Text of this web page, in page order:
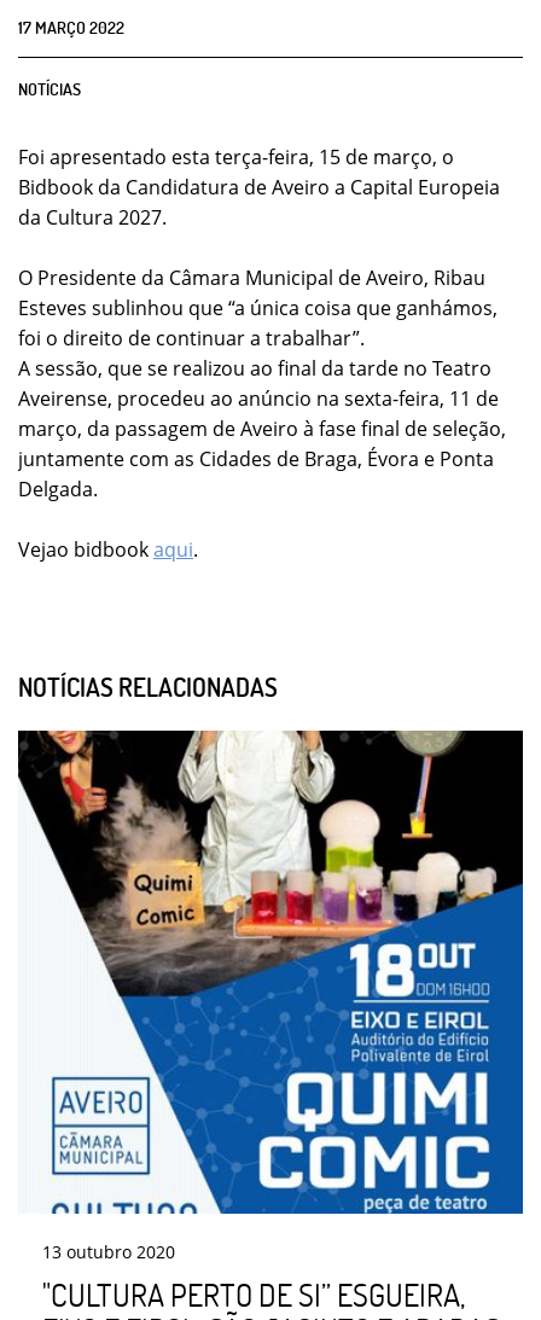
17 MARÇO2022
NOTÍCIAS
Foi apresentado esta terça-feira, 15 de março, o
Bidbook da Candidatura de Aveiro a Capital Europeia
da Cultura 2027.
O Presidente da Câmara Municipal de Aveiro, Ribau
Esteves sublinhou que “a única coisa que ganhámos,
foi o direito de continuar a trabalhar”.
A sessão, que se realizou ao final da tarde no Teatro
Aveirense, procedeu ao anúncio na sexta-feira, 11 de
março, da passagem de Aveiro à fase final de seleção,
juntamente com as Cidades de Braga, Évora e Ponta
Delgada.
Vejao bidbookaqui.
NOTÍCIAS RELACIONADAS
13 outubro 2020
"CULTURA PERTO DE SI” ESGUEIRA,